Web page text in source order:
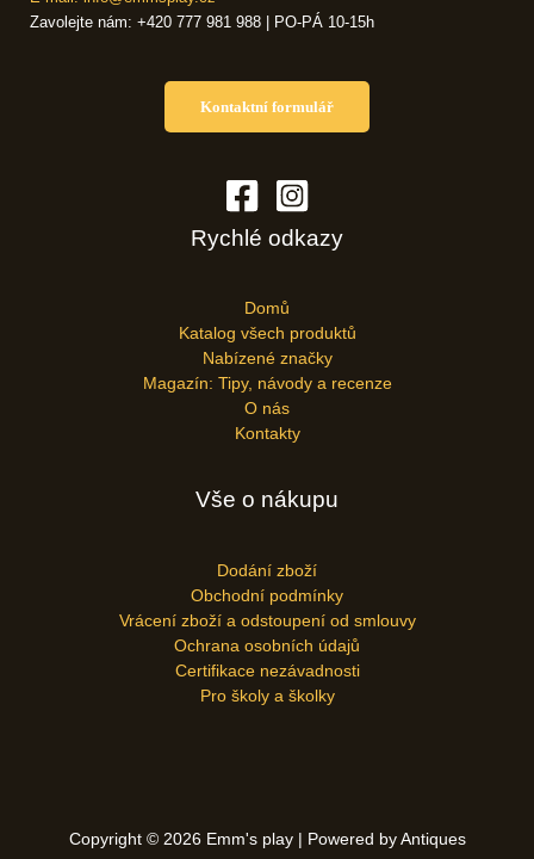
Zavolejte nám: +420 777 981 988 | PO-PÁ 10-15h
Kontaktní formulář
Rychlé odkazy
Domů
Katalog všech produktů
Nabízené značky
Magazín: Tipy, návody a recenze
O nás
Kontakty
Vše o nákupu
Dodání zboží
Obchodní podmínky
Vrácení zboží a odstoupení od smlouvy
Ochrana osobních údajů
Certifikace nezávadnosti
Pro školy a školky
Copyright © 2026 Emm's play | Powered by Antiques